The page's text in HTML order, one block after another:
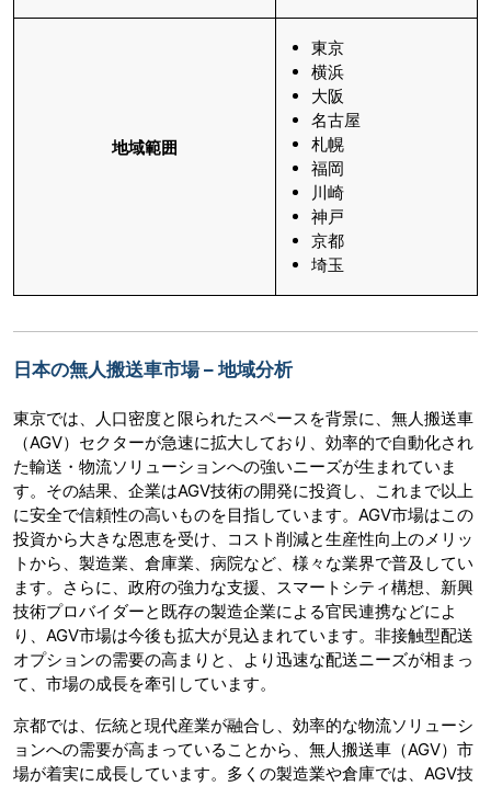
地域範囲
東京
横浜
大阪
名古屋
札幌
福岡
川崎
神戸
京都
埼玉
日本の無人搬送車市場 – 地域分析
東京では、人口密度と限られたスペースを背景に、無人搬送車
（AGV）セクターが急速に拡大しており、効率的で自動化され
た輸送・物流ソリューションへの強いニーズが生まれていま
す。その結果、企業はAGV技術の開発に投資し、これまで以上
に安全で信頼性の高いものを目指しています。AGV市場はこの
投資から大きな恩恵を受け、コスト削減と生産性向上のメリッ
トから、製造業、倉庫業、病院など、様々な業界で普及してい
ます。さらに、政府の強力な支援、スマートシティ構想、新興
技術プロバイダーと既存の製造企業による官民連携などによ
り、AGV市場は今後も拡大が見込まれています。非接触型配送
オプションの需要の高まりと、より迅速な配送ニーズが相まっ
て、市場の成長を牽引しています。
京都では、伝統と現代産業が融合し、効率的な物流ソリューシ
ョンへの需要が高まっていることから、無人搬送車（AGV）市
場が着実に成長しています。多くの製造業や倉庫では、AGV技